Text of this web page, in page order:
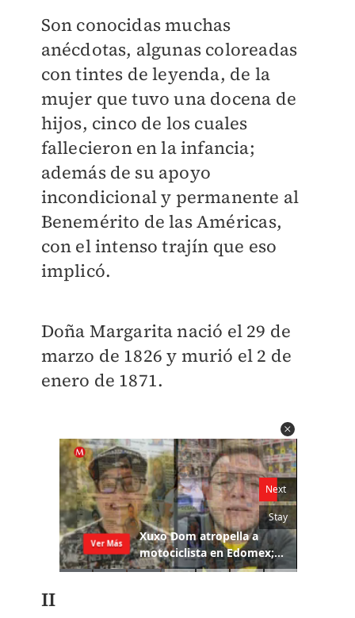
Son conocidas muchas
anécdotas, algunas coloreadas
con tintes de leyenda, de la
mujer que tuvo una docena de
hijos, cinco de los cuales
fallecieron en la infancia;
además de su apoyo
incondicional y permanente al
Benemérito de las Américas,
con el intenso trajín que eso
implicó.
Doña Margarita nació el 29 de
marzo de 1826 y murió el 2 de
enero de 1871.
II